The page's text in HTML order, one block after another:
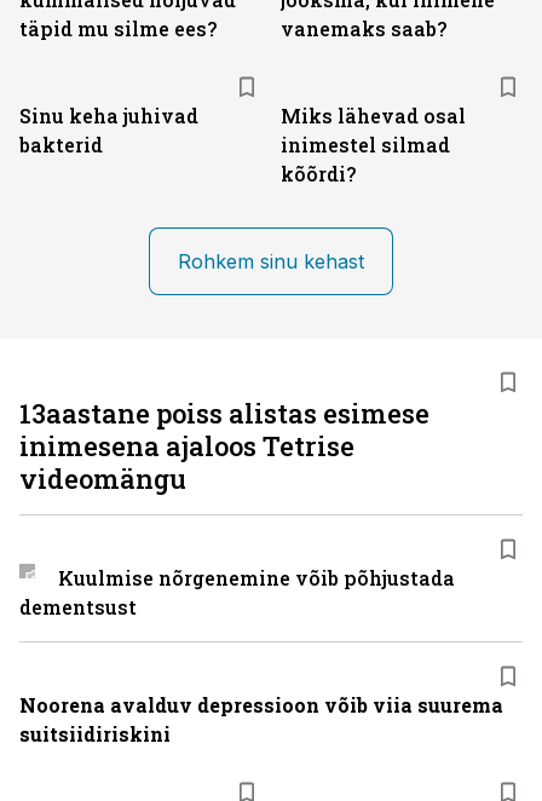
täpid mu silme ees?
vanemaks saab?
Sinu keha juhivad
bakterid
Miks lähevad osal
inimestel silmad
kõõrdi?
Rohkem sinu kehast
13aastane poiss alistas esimese
inimesena ajaloos Tetrise
videomängu
Kuulmise nõrgenemine võib põhjustada
dementsust
Noorena avalduv depressioon võib viia suurema
suitsiidiriskini